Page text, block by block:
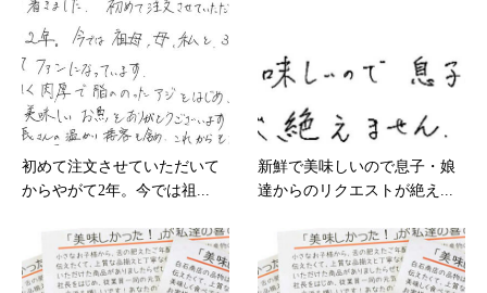
初めて注文させていただいて
からやがて2年。今では祖...
新鮮で美味しいので息子・娘
達からのリクエストが絶え...